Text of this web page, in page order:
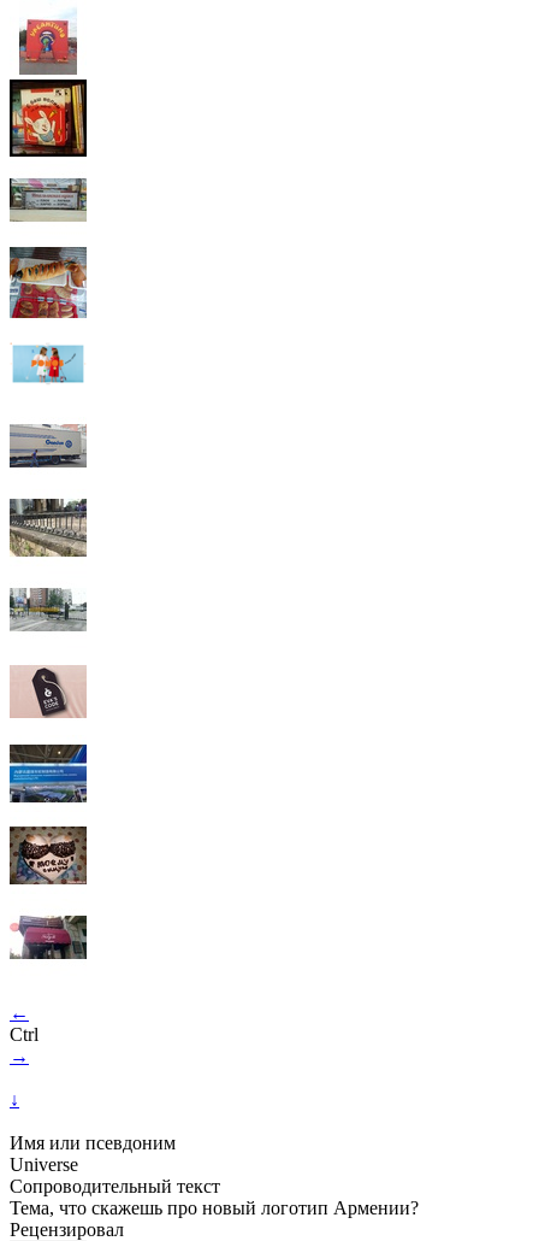
←
Ctrl
→
↓
Имя или псевдоним
Universe
Сопроводительный текст
Тема, что скажешь про новый логотип Армении?
Рецензировал